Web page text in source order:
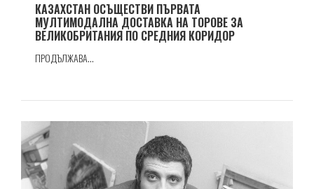
КАЗАХСТАН ОСЪЩЕСТВИ ПЪРВАТА
МУЛТИМОДАЛНА ДОСТАВКА НА ТОРОВЕ ЗА
ВЕЛИКОБРИТАНИЯ ПО СРЕДНИЯ КОРИДОР
ПРОДЪЛЖАВА...